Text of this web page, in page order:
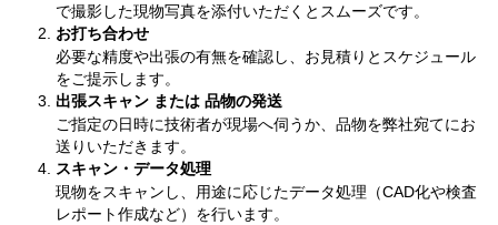
で撮影した現物写真を添付いただくとスムーズです。
お打ち合わせ
必要な精度や出張の有無を確認し、お見積りとスケジュール
をご提示します。
出張スキャン または 品物の発送
ご指定の日時に技術者が現場へ伺うか、品物を弊社宛てにお
送りいただきます。
スキャン・データ処理
現物をスキャンし、用途に応じたデータ処理（CAD化や検査
レポート作成など）を行います。